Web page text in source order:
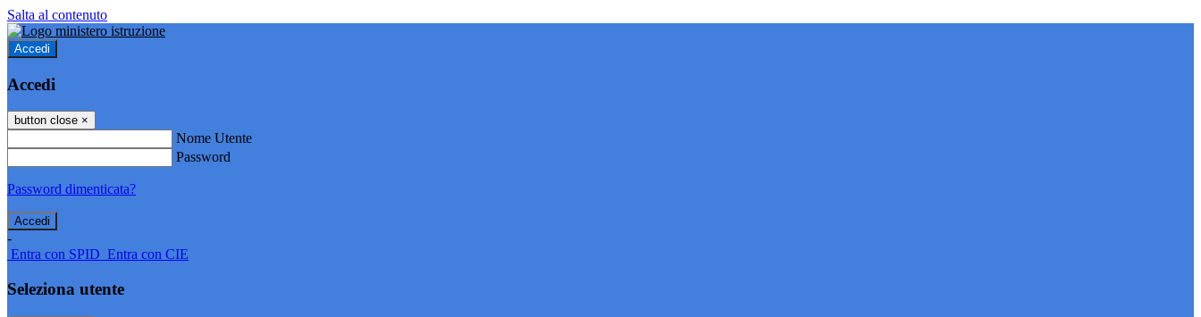
Salta al contenuto
Accedi
Accedi
button close ×
Nome Utente
Password
Password dimenticata?
-
Entra con SPID Entra con CIE
Seleziona utente